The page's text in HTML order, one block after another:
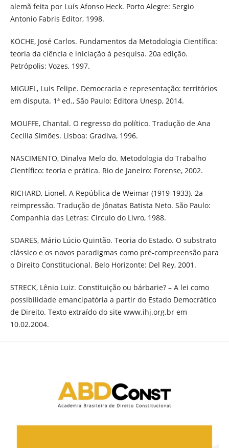
alemã feita por Luís Afonso Heck. Porto Alegre: Sergio
Antonio Fabris Editor, 1998.
KÖCHE, José Carlos. Fundamentos da Metodologia Científica:
teoria da ciência e iniciação à pesquisa. 20a edição.
Petrópolis: Vozes, 1997.
MIGUEL, Luis Felipe. Democracia e representação: territórios
em disputa. 1ª ed., São Paulo: Editora Unesp, 2014.
MOUFFE, Chantal. O regresso do político. Tradução de Ana
Cecília Simões. Lisboa: Gradiva, 1996.
NASCIMENTO, Dinalva Melo do. Metodologia do Trabalho
Científico: teoria e prática. Rio de Janeiro: Forense, 2002.
RICHARD, Lionel. A República de Weimar (1919-1933). 2a
reimpressão. Tradução de Jônatas Batista Neto. São Paulo:
Companhia das Letras: Círculo do Livro, 1988.
SOARES, Mário Lúcio Quintão. Teoria do Estado. O substrato
clássico e os novos paradigmas como pré-compreensão para
o Direito Constitucional. Belo Horizonte: Del Rey, 2001.
STRECK, Lênio Luiz. Constituição ou bárbarie? – A lei como
possibilidade emancipatória a partir do Estado Democrático
de Direito. Texto extraído do site www.ihj.org.br em
10.02.2004.